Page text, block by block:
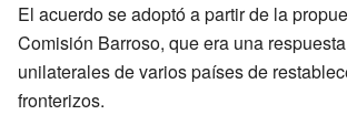
El acuerdo se adoptó a partir de la
Comisión Barroso, que era una
unilaterales de varios países de
fronterizos.